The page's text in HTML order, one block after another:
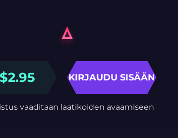
$2.95 KIRJAUDU SISÄÄN
vaaditaan laatikoiden avaamiseen